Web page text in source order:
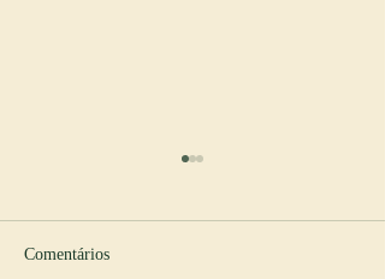
Comentários